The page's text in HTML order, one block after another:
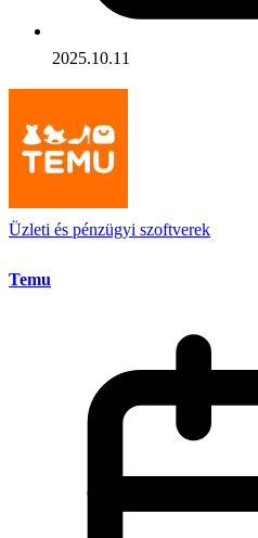
2025.10.11
Üzleti és pénzügyi szoftverek
Temu